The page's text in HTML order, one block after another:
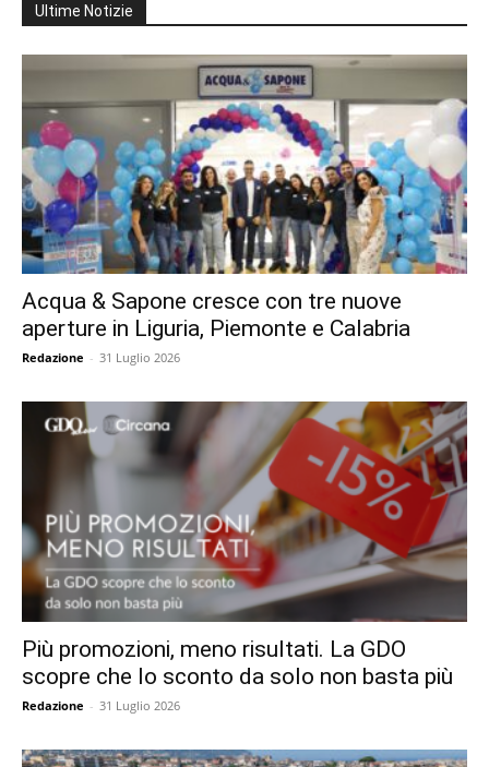
Ultime Notizie
Acqua & Sapone cresce con tre nuove
aperture in Liguria, Piemonte e Calabria
Redazione - 31 Luglio 2026
Più promozioni, meno risultati. La GDO
scopre che lo sconto da solo non basta più
Redazione - 31 Luglio 2026